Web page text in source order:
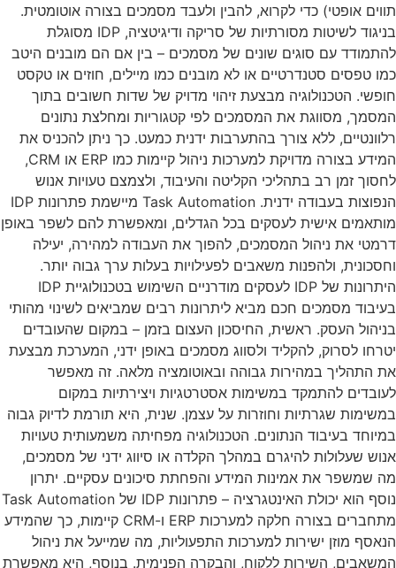
תווים אופטי) כדי לקרוא, להבין ולעבד מסמכים בצורה אוטומטית.
בניגוד לשיטות מסורתיות של סריקה ודיגיטציה, IDP מסוגלת
להתמודד עם סוגים שונים של מסמכים – בין אם הם מובנים היטב
כמו טפסים סטנדרטיים או לא מובנים כמו מיילים, חוזים או טקסט
חופשי. הטכנולוגיה מבצעת זיהוי מדויק של שדות חשובים בתוך
המסמך, מסווגת את המסמכים לפי קטגוריות ומחלצת נתונים
רלוונטיים, ללא צורך בהתערבות ידנית כמעט. כך ניתן להכניס את
המידע בצורה מדויקת למערכות ניהול קיימות כמו ERP או CRM,
לחסוך זמן רב בתהליכי הקליטה והעיבוד, ולצמצם טעויות אנוש
הנפוצות בעבודה ידנית. Task Automation מיישמת פתרונות IDP
מותאמים אישית לעסקים בכל הגדלים, ומאפשרת להם לשפר באופן
דרמטי את ניהול המסמכים, להפוך את העבודה למהירה, יעילה
וחסכונית, ולהפנות משאבים לפעילויות בעלות ערך גבוה יותר.
היתרונות של IDP לעסקים מודרניים השימוש בטכנולוגיית IDP
בעיבוד מסמכים חכם מביא ליתרונות רבים שמביאים לשינוי מהותי
בניהול העסק. ראשית, החיסכון העצום בזמן – במקום שהעובדים
יטרחו לסרוק, להקליד ולסווג מסמכים באופן ידני, המערכת מבצעת
את התהליך במהירות גבוהה ובאוטומציה מלאה. זה מאפשר
לעובדים להתמקד במשימות אסטרטגיות ויצירתיות במקום
במשימות שגרתיות וחוזרות על עצמן. שנית, היא תורמת לדיוק גבוה
במיוחד בעיבוד הנתונים. הטכנולוגיה מפחיתה משמעותית טעויות
אנוש שעלולות להיגרם במהלך הקלדה או סיווג ידני של מסמכים,
מה שמשפר את אמינות המידע והפחתת סיכונים עסקיים. יתרון
נוסף הוא יכולת האינטגרציה – פתרונות IDP של Task Automation
מתחברים בצורה חלקה למערכות ERP ו-CRM קיימות, כך שהמידע
הנאסף מוזן ישירות למערכות התפעוליות, מה שמייעל את ניהול
המשאבים, השירות ללקוח, והבקרה הפנימית. בנוסף, היא מאפשרת